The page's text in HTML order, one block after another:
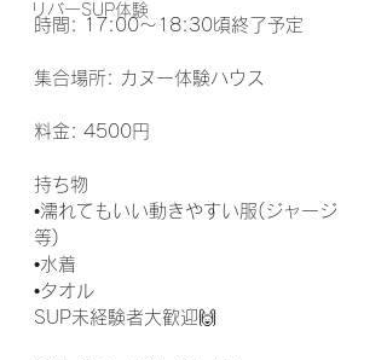
リバーSUP体験
時間: 17:00〜18:30頃終了予定
集合場所: カヌー体験ハウス
料金: 4500円
持ち物
•濡れてもいい動きやすい服(ジャージ
等)
•水着
•タオル
SUP未経験者大歓迎🙌